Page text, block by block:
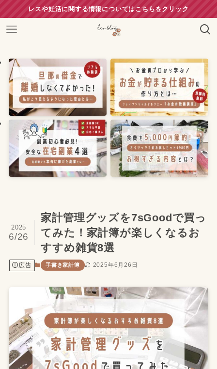
レスや妊活に関する情報についてはこちらをクリック
家計管理グッズを7sGoodで買っ
てみた！家計簿が楽しくなるお
すすめ雑貨8選
2025
6/26
広告 手書き家計簿 2025年6月26日